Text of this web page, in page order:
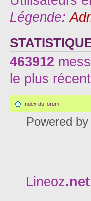
Légende:
463912
le plus
Index du forum
Powered by
Lineoz.net